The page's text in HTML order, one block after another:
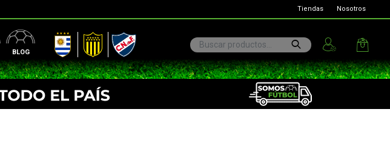
BLOG
AUF Peñarol Nacional
Tiendas Nosotros